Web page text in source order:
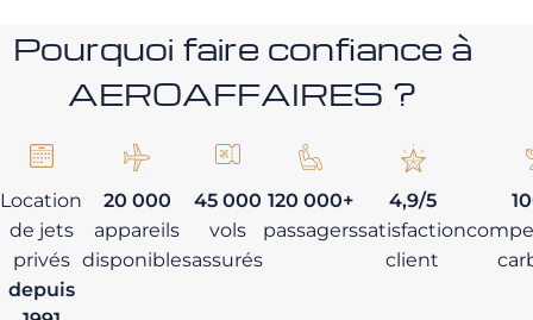
Pourquoi faire confiance à
AEROAFFAIRES ?
Location
de jets
privés
depuis
20 000
appareils
disponibles
45 000
vols
assurés
120 000+
passagers
4,9/5
satisfaction
client